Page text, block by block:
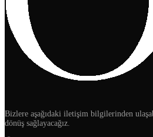
Bizlere aşağıdaki iletişim bilgilerinden
dönüş sağlayacağız.